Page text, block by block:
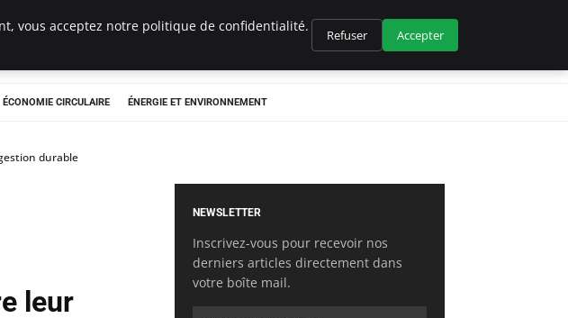
ÉCONOMIE CIRCULAIRE ÉNERGIE ET ENVIRONNEMENT
durable
leur
NEWSLETTER
Inscrivez-vous pour recevoir nos
derniers articles directement dans
votre boîte mail.
vous acceptez notre politique de confidentialité.
Refuser Accepter